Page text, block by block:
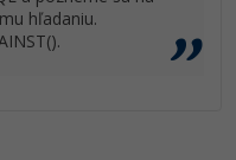
hľadaniu.